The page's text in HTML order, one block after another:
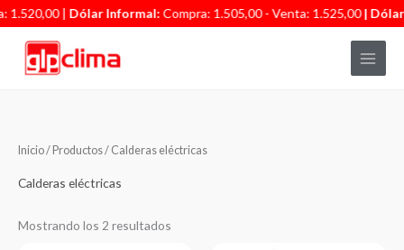
1.520,00 |Dólar Informal:Compra: 1.505,00 - Venta: 1.525,00| Dólar
Ir
contenido
Inicio/ Productos/ Calderas eléctricas
Calderas eléctricas
Mostrando los 2 resultados